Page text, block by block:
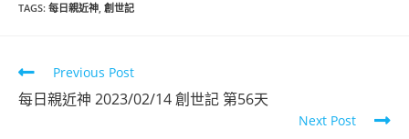
TAGS: 每日親近神, 創世記
Previous Post
每日親近神 2023/02/14 創世記 第56天
Next Post